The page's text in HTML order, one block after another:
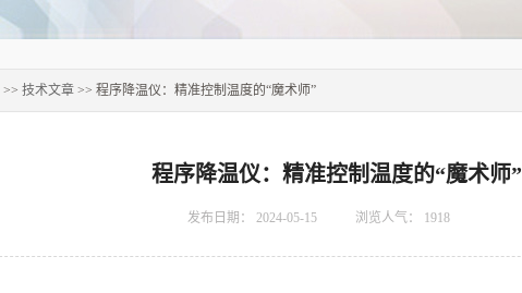
>> 技术文章 >> 程序降温仪：精准控制温度的“魔术师”
程序降温仪：精准控制温度的“魔术师”
发布日期： 2024-05-15 浏览人气： 1918